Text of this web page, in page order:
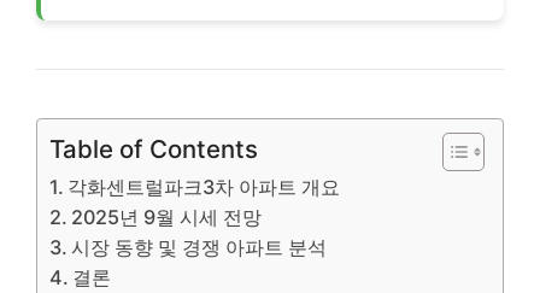
Table of Contents
각화센트럴파크3차 아파트 개요
2025년 9월 시세 전망
시장 동향 및 경쟁 아파트 분석
결론